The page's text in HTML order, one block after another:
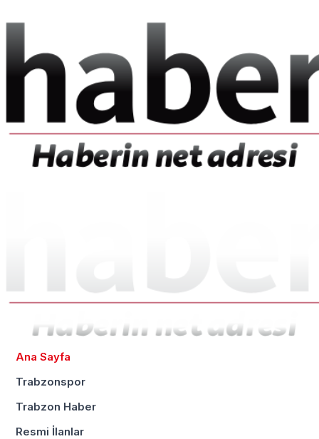
Ana Sayfa
Trabzonspor
Trabzon Haber
Resmi İlanlar